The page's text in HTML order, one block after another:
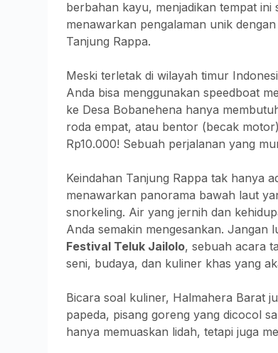
berbahan kayu, menjadikan tempat
menawarkan pengalaman unik
Tanjung Rappa.
Meski terletak di wilayah timur
Anda bisa menggunakan speedboat
ke Desa Bobanehena hanya
roda empat, atau bentor (becak
Rp10.000! Sebuah perjalanan yang
Keindahan Tanjung Rappa tak hanya
menawarkan panorama bawah laut
snorkeling. Air yang jernih dan
Anda semakin mengesankan. Jangan
Festival Teluk Jailolo, sebuah acara
seni, budaya, dan kuliner khas yang
Bicara soal kuliner, Halmahera Barat
papeda, pisang goreng yang dicocol
hanya memuaskan lidah, tetapi juga